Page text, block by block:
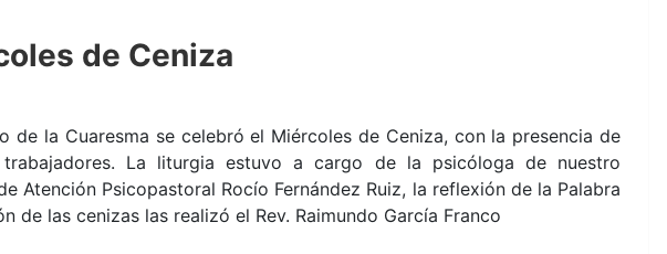
de Ceniza
de la Cuaresma se celebró el Miércoles de Ceniza, con la presencia de
La liturgia estuvo a cargo de la psicóloga de nuestro
Atención Psicopastoral Rocío Fernández Ruiz, la reflexión de la Palabra
de las cenizas las realizó el Rev. Raimundo García Franco